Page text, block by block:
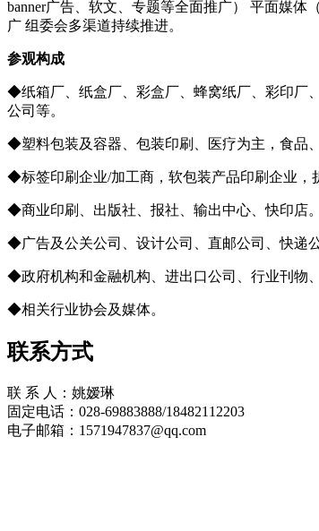
banner广告、软文、专题等全面推广） 平面媒
广 组委会多渠道持续推进。
参观构成
◆纸箱厂、纸盒厂、彩盒厂、蜂窝纸厂、彩印厂
公司等。
◆塑料包装及容器、包装印刷、医疗为主，食品
◆标签印刷企业/加工商，软包装产品印刷企业，
◆商业印刷、出版社、报社、输出中心、快印店。
◆广告及公关公司、设计公司、直邮公司、快递
◆政府机构和金融机构、进出口公司、行业刊物
◆相关行业协会及媒体。
联系方式
联 系 人： 姚嫒琳
固定电话： 028-69883888/18482112203
电子邮箱： 1571947837@qq.com